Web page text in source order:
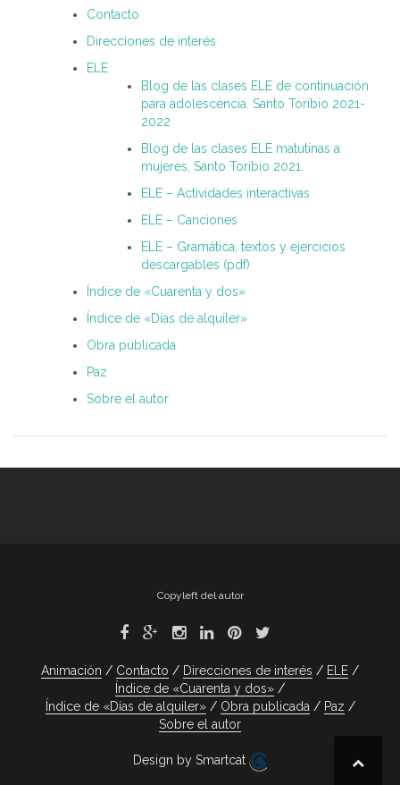
Contacto
Direcciones de interés
ELE
Blog de las clases ELE de continuación
para adolescencia. Santo Toribio 2021-
2022
Blog de las clases ELE matutinas a
mujeres, Santo Toribio 2021
ELE – Actividades interactivas
ELE – Canciones
ELE – Gramática, textos y ejercicios
descargables (pdf)
Índice de «Cuarenta y dos»
Índice de «Días de alquiler»
Obra publicada
Paz
Sobre el autor
Copyleft del autor
Animación Contacto Direcciones de interés
ELE
Índice de «Cuarenta y dos»
Índice de «Días de alquiler»
Obra publicada
Paz
Sobre el autor
Design by Smartcat